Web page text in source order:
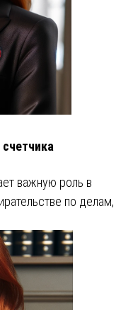
важную роль в
по делам,